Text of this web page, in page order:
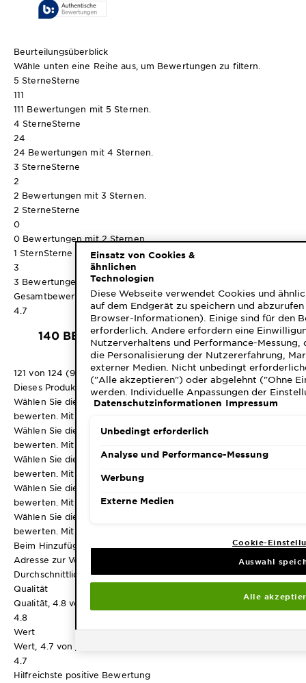
Beurteilungsüberblick
Wähle unten eine Reihe aus, um Bewertungen zu filtern.
5 SterneSterne
111
111 Bewertungen mit 5 Sternen.
4 SterneSterne
24
24 Bewertungen mit 4 Sternen.
3 SterneSterne
2
2 Bewertungen mit 3 Sternen.
2 SterneSterne
0
0 Bewertungen mit 2 Sternen.
1 SternSterne
3
3 Bewertungen mit 1 Stern.
Gesamtbewertung
4.7
140 BEWERTUNGEN
121 von 124 (98%) der Rezensenten empfehlen dieses Produkt
Dieses Produkt besprechen
Wählen Sie diese Option, um den Artikel mit 1 Stern zu
bewerten. Mit dieser Aktion wird das Eingabeformular geöffnet.
Wählen Sie diese Option, um den Artikel mit 2 Sternen zu
bewerten. Mit dieser Aktion wird das Eingabeformular geöffnet.
Wählen Sie diese Option, um den Artikel mit 3 Sternen zu
bewerten. Mit dieser Aktion wird das Eingabeformular geöffnet.
Wählen Sie diese Option, um den Artikel mit 4 Sternen zu
bewerten. Mit dieser Aktion wird das Eingabeformular geöffnet.
Wählen Sie diese Option, um den Artikel mit 5 Sternen zu
bewerten. Mit dieser Aktion wird das Eingabeformular geöffnet.
Beim Hinzufügen einer Besprechung ist eine gültige E-Mail-
Adresse zur Verifizierung erforderlich
Durchschnittliche Kundenbeurteilungen
Qualität
Qualität, 4.8 von 5
4.8
Wert
Wert, 4.7 von 5
4.7
Hilfreichste positive Bewertung
Einsatz von Cookies &
ähnlichen
Technologien
Diese Webseite verwendet Cookies und
auf dem Endgerät zu speichern und
Browser-Informationen). Einige sind für den
erforderlich. Andere erfordern eine
Nutzerverhaltens und Performance-
die Personalisierung der Nutzererfahrung,
externer Medien. Nicht unbedingt
("Alle akzeptieren") oder abgelehnt ("Ohne
werden. Individuelle Anpassungen der
speicherbar ("Auswahl speichern"). Die
Datenschutzinformationen.
Datenschutzinformationen Impressum
Unbedingt erforderlich
Analyse und Performance-Messung
Werbung
Externe Medien
Cookie-
Auswahl
Alle